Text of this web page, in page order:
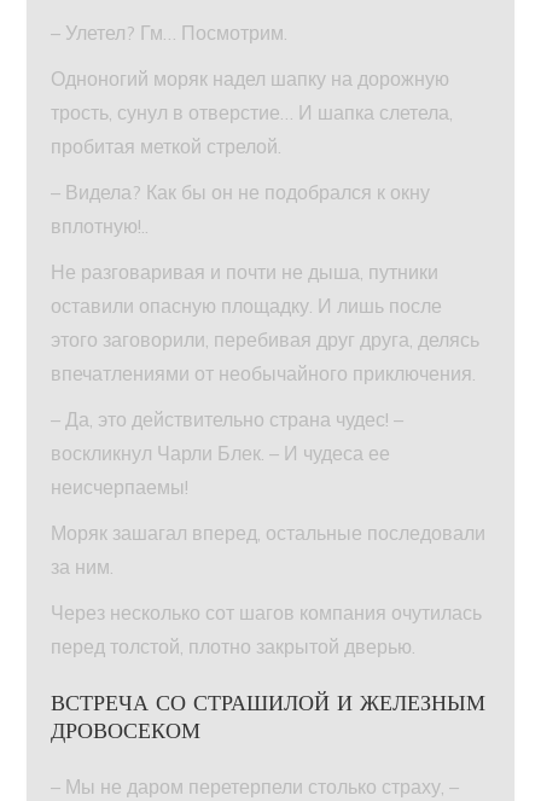
– Улетел? Гм… Посмотрим.
Одноногий моряк надел шапку на дорожную
трость, сунул в отверстие… И шапка слетела,
пробитая меткой стрелой.
– Видела? Как бы он не подобрался к окну
вплотную!..
Не разговаривая и почти не дыша, путники
оставили опасную площадку. И лишь после
этого заговорили, перебивая друг друга, делясь
впечатлениями от необычайного приключения.
– Да, это действительно страна чудес! –
воскликнул Чарли Блек. – И чудеса ее
неисчерпаемы!
Моряк зашагал вперед, остальные последовали
за ним.
Через несколько сот шагов компания очутилась
перед толстой, плотно закрытой дверью.
ВСТРЕЧА СО СТРАШИЛОЙ И ЖЕЛЕЗНЫМ
ДРОВОСЕКОМ
– Мы не даром перетерпели столько страху, –